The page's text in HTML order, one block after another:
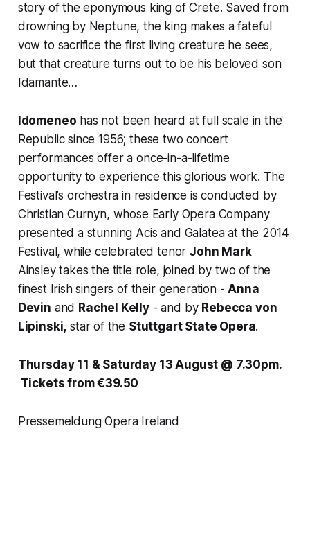
story of the eponymous king of Crete. Saved from
drowning by Neptune, the king makes a fateful
vow to sacrifice the first living creature he sees,
but that creature turns out to be his beloved son
Idamante…
Idomeneo has not been heard at full scale in the
Republic since 1956; these two concert
performances offer a once-in-a-lifetime
opportunity to experience this glorious work. The
Festival’s orchestra in residence is conducted by
Christian Curnyn, whose Early Opera Company
presented a stunning Acis and Galatea at the 2014
Festival, while celebrated tenorJohn Mark
Ainsley takes the title role, joined by two of the
finest Irish singers of their generation -Anna
Devin and Rachel Kelly- and by Rebecca von
Lipinski, star of the Stuttgart State Opera.
Thursday 11 & Saturday 13 August @ 7.30pm.
Tickets from €39.50
Pressemeldung Opera Ireland